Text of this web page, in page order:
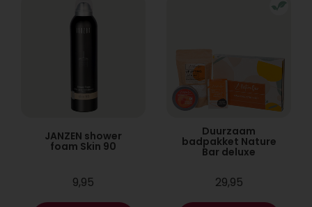
JANZEN shower
foam Skin 90
9,95
Duurzaam
badpakket Nature
Bar deluxe
29,95